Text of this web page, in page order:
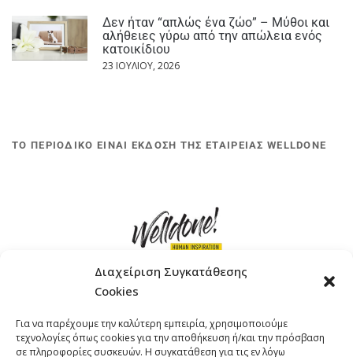
Διαχείριση Συγκατάθεσης
Cookies
Για να παρέχουμε την καλύτερη εμπειρία, χρησιμοποιούμε
τεχνολογίες όπως cookies για την αποθήκευση ή/και την πρόσβαση
σε πληροφορίες συσκευών. Η συγκατάθεση για τις εν λόγω
Δεν ήταν “απλώς ένα ζώο” – Μύθοι και
αλήθειες γύρω από την απώλεια ενός
κατοικίδιου
23 ΙΟΥΛΊΟΥ, 2026
ΤΟ ΠΕΡΙΟΔΙΚΟ ΕΙΝΑΙ ΕΚΔΟΣΗ ΤΗΣ ΕΤΑΙΡΕΙΑΣ WELLDONE
ΤΗΛΕΦΩΝΟ: +30 211 4021758
EMAIL:info@welldone.com.gr